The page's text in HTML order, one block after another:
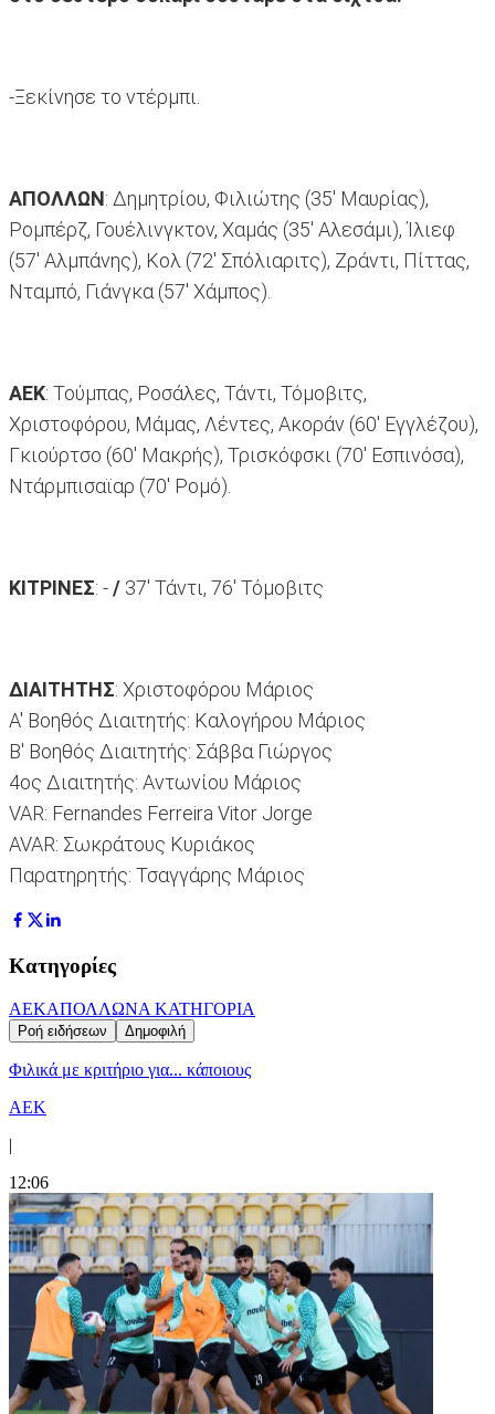
-Ξεκίνησε το ντέρμπι.
ΑΠΟΛΛΩΝ: Δημητρίου, Φιλιώτης (35' Μαυρίας),
Ρομπέρζ, Γουέλινγκτον, Χαμάς (35' Αλεσάμι), Ίλιεφ
(57' Αλμπάνης), Κολ (72' Σπόλιαριτς), Ζράντι, Πίττας,
Νταμπό, Γιάνγκα (57' Χάμπος).
ΑΕΚ: Τούμπας, Ροσάλες, Τάντι, Τόμοβιτς,
Χριστοφόρου, Μάμας, Λέντες, Ακοράν (60' Εγγλέζου),
Γκιούρτσο (60' Μακρής), Τρισκόφσκι (70' Εσπινόσα),
Ντάρμπισαϊαρ (70' Ρομό).
ΚΙΤΡΙΝΕΣ: -/ 37' Τάντι, 76' Τόμοβιτς
ΔΙΑΙΤΗΤΗΣ: Χριστοφόρου Μάριος
Α' Βοηθός Διαιτητής: Καλογήρου Μάριος
Β' Βοηθός Διαιτητής: Σάββα Γιώργος
4ος Διαιτητής: Αντωνίου Μάριος
VAR: Fernandes Ferreira Vitor Jorge
AVAR: Σωκράτους Κυριάκος
Παρατηρητής: Τσαγγάρης Μάριος
Κατηγορίες
ΑΕΚΑΠΟΛΛΩΝΑ ΚΑΤΗΓΟΡΙΑ
Ροή ειδήσεων Δημοφιλή
Φιλικά με κριτήριο για... κάποιους
ΑΕΚ
|
12:06